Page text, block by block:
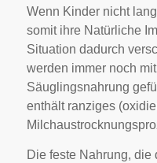
Wenn Kinder nicht
somit ihre Natürliche
Situation dadurch
werden immer noch
Säuglingsnahrung
enthält ranziges
Die feste Nahrung, die